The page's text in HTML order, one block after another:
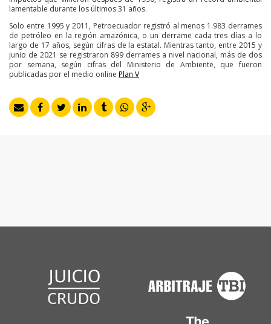
lamentable durante los últimos 31 años.
Solo entre 1995 y 2011, Petroecuador registró al menos 1.983 derrames
de petróleo en la región amazónica, o un derrame cada tres días a lo
largo de 17 años, según cifras de la estatal. Mientras tanto, entre 2015 y
junio de 2021 se registraron 899 derrames a nivel nacional, más de dos
por semana, según cifras del Ministerio de Ambiente, que fueron
publicadas por el medio online Plan V